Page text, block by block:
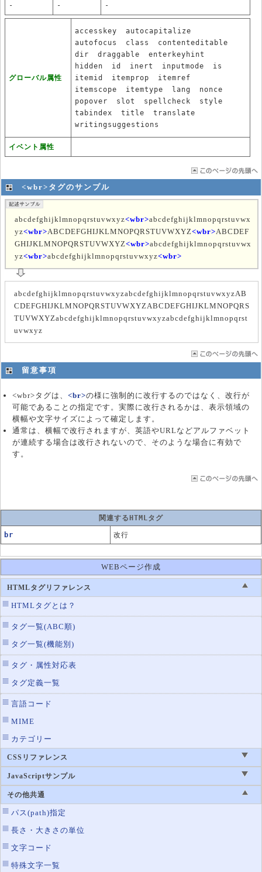
- - -
グローバル属性
accesskey
autocapitalize
autofocus
class
contenteditable
dir
draggable
enterkeyhint
hidden
id inert inputmode
is
itemid
itemprop
itemref
itemscope
itemtype lang
nonce
popover
slot spellcheck
style
tabindex
title
translate
writingsuggestions
イベント属性
<wbr>タグのサンプル
abcdefghijklmnopqrstuvwxyz<wbr>abcdefghijklmnopqrstuvwx
yz<wbr>ABCDEFGHIJKLMNOPQRSTUVWXYZ<wbr>ABCDEF
GHIJKLMNOPQRSTUVWXYZ<wbr>abcdefghijklmnopqrstuvwx
yz<wbr>abcdefghijklmnopqrstuvwxyz<wbr>
abcdefghijklmnopqrstuvwxyzabcdefghijklmnopqrstuvwxyzAB
CDEFGHIJKLMNOPQRSTUVWXYZABCDEFGHIJKLMNOPQRS
TUVWXYZabcdefghijklmnopqrstuvwxyzabcdefghijklmnopqrst
uvwxyz
留意事項
<wbr>タグは、<br>の様に強制的に改行するのではなく、改行が
可能であることの指定です。実際に改行されるかは、表示領域の
横幅や文字サイズによって確定します。
通常は、横幅で改行されますが、英語やURLなどアルファベット
が連続する場合は改行されないので、そのような場合に有効で
す。
関連するHTMLタグ
br 改行
WEBページ作成
HTMLタグリファレンス
HTMLタグとは？
タグ一覧(ABC順)
タグ一覧(機能別)
タグ・属性対応表
タグ定義一覧
言語コード
MIME
カテゴリー
CSSリファレンス
JavaScriptサンプル
その他共通
パス(path)指定
長さ・大きさの単位
文字コード
特殊文字一覧